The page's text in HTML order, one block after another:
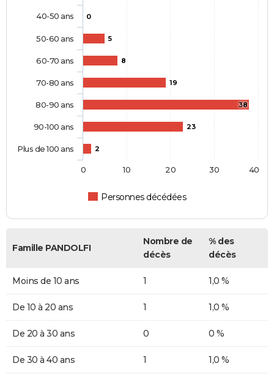
0
5
8
19
38
23
2
Personnes décédées
40-50 ans
50-60 ans
60-70 ans
70-80 ans
80-90 ans
90-100 ans
Plus de 100 ans
0 10 20 30 40
Famille PANDOLFI
Nombre de
décès
% des
décès
Moins de 10 ans 1 1,0 %
De 10 à 20 ans 1 1,0 %
De 20 à 30 ans 0 0 %
De 30 à 40 ans 1 1,0 %